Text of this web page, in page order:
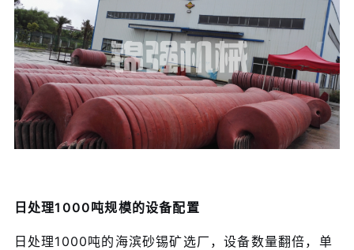
日处理1000吨规模的设备配置
日处理1000吨的海滨砂锡矿选厂，设备数量翻倍，单